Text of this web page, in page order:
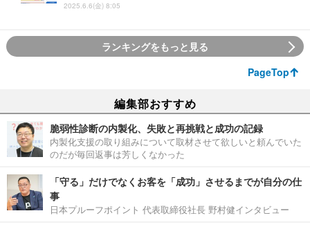
2025.6.6(金) 8:05
ランキングをもっと見る
PageTop
編集部おすすめ
脆弱性診断の内製化、失敗と再挑戦と成功の記録
内製化支援の取り組みについて取材させて欲しいと頼んでいた
のだが毎回返事は芳しくなかった
「守る」だけでなくお客を「成功」させるまでが自分の仕
事
日本プルーフポイント 代表取締役社長 野村健インタビュー